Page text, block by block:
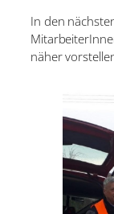
In den
näher